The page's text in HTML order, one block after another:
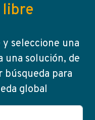
libre
seleccione una
una solución, de
para
global